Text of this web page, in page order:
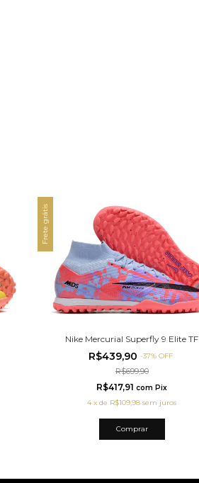
Frete grátis
Nike Mercurial Superfly 9 Elite TF
R$439,90 -37% OFF
R$699,90
R$417,91com Pix
4 xde R$109,98 sem juros
Comprar